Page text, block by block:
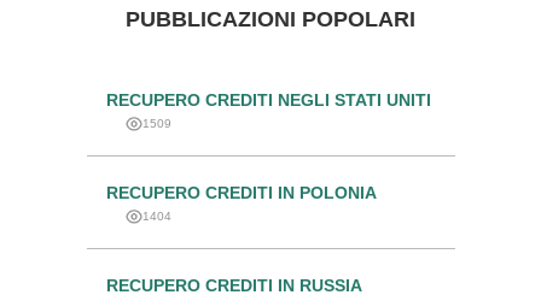
PUBBLICAZIONI POPOLARI
RECUPERO CREDITI NEGLI STATI UNITI
1509
RECUPERO CREDITI IN POLONIA
1404
RECUPERO CREDITI IN RUSSIA